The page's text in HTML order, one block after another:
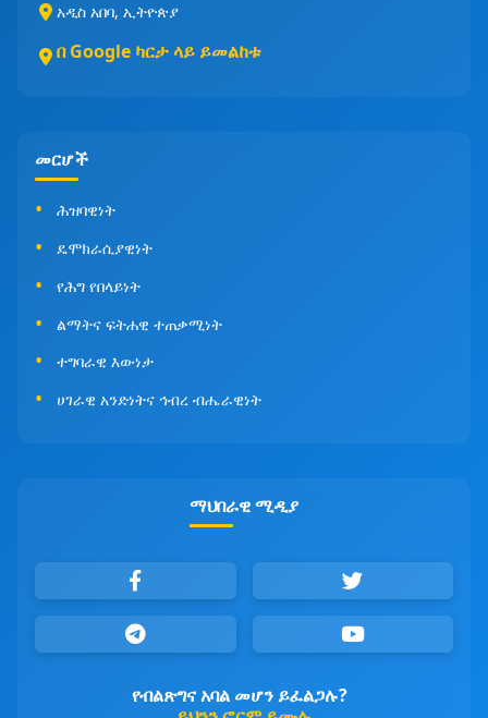
አዲስ አበባ, ኢትዮጵያ
በ Google ካርታ ላይ ይመልከቱ
መርሆች
ሕዝባዊነት
ዴሞክራሲያዊነት
የሕግ የበላይነት
ልማትና ፍትሐዊ ተጠቃሚነት
ተግባራዊ እውነታ
ሀገራዊ አንድነትና ኅብረ ብሔራዊነት
ማህበራዊ ሚዲያ
የብልጽግና አባል መሆን ይፈልጋሉ?